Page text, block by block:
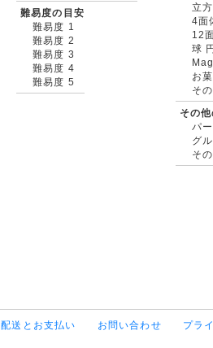
難易度の目安
難易度 1
難易度 2
難易度 3
難易度 4
難易度 5
立
4面
12
球
お
そ
その
パ
グ
そ
配送とお支払い お問い合わせ プラ